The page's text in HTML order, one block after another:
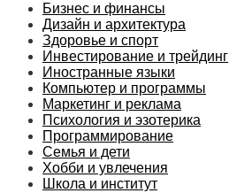
Бизнес и финансы
Дизайн и архитектура
Здоровье и спорт
Инвестирование и трейдинг
Иностранные языки
Компьютер и программы
Маркетинг и реклама
Психология и эзотерика
Программирование
Семья и дети
Хобби и увлечения
Школа и институт